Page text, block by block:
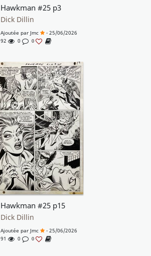
Hawkman #25 p3
Dick Dillin
Ajoutée par Jmc
- 25/06/2026
92
0 0
Hawkman #25 p15
Dick Dillin
Ajoutée par Jmc
- 25/06/2026
91
0 0